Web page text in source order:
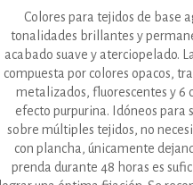
Colores para tejidos de base
tonalidades brillantes y
acabado suave y aterciopelado.
compuesta por colores opacos,
metalizados, fluorescentes y 6
efecto purpurina. Idóneos para
sobre múltiples tejidos, no
con plancha, únicamente
prenda durante 48 horas es